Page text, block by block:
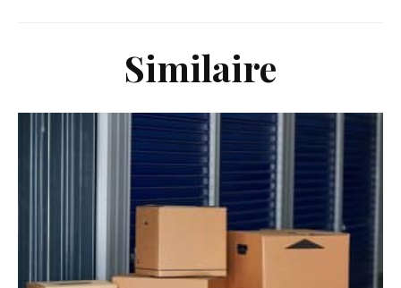
Similaire